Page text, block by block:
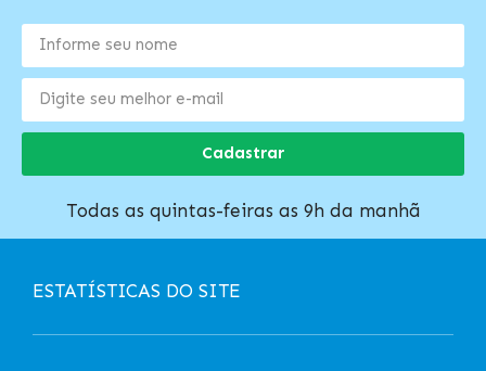
Cadastrar
Todas as quintas-feiras as 9h da manhã
ESTATÍSTICAS DO SITE